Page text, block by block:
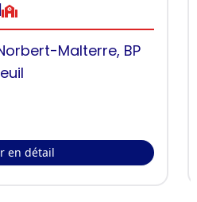
Malterre, BP
en détail